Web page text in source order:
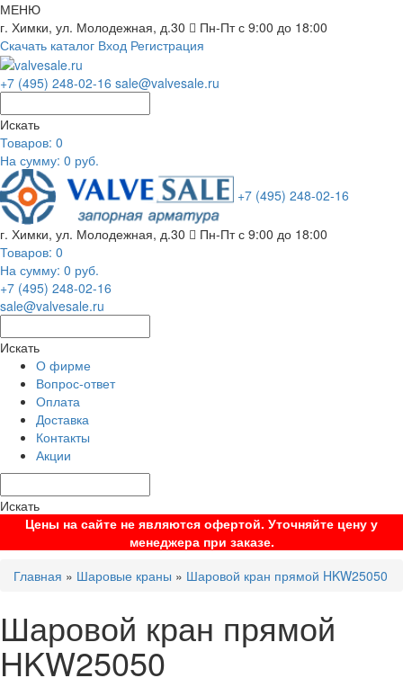
МЕНЮ
г. Химки, ул. Молодежная, д.30
Пн-Пт с 9:00 до 18:00
Скачать каталог Вход Регистрация
+7 (495) 248-02-16 sale@valvesale.ru
Искать
Товаров: 0
На сумму: 0 руб.
+7 (495) 248-02-16
г. Химки, ул. Молодежная, д.30
Пн-Пт с 9:00 до 18:00
Товаров: 0
На сумму: 0 руб.
+7 (495) 248-02-16
sale@valvesale.ru
Искать
О фирме
Вопрос-ответ
Оплата
Доставка
Контакты
Акции
Искать
Цены на сайте не являются офертой. Уточняйте цену у
менеджера при заказе.
Главная » Шаровые краны » Шаровой кран прямой HKW25050
Шаровой кран прямой
HKW25050